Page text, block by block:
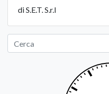
di S.E.T. S.r.l